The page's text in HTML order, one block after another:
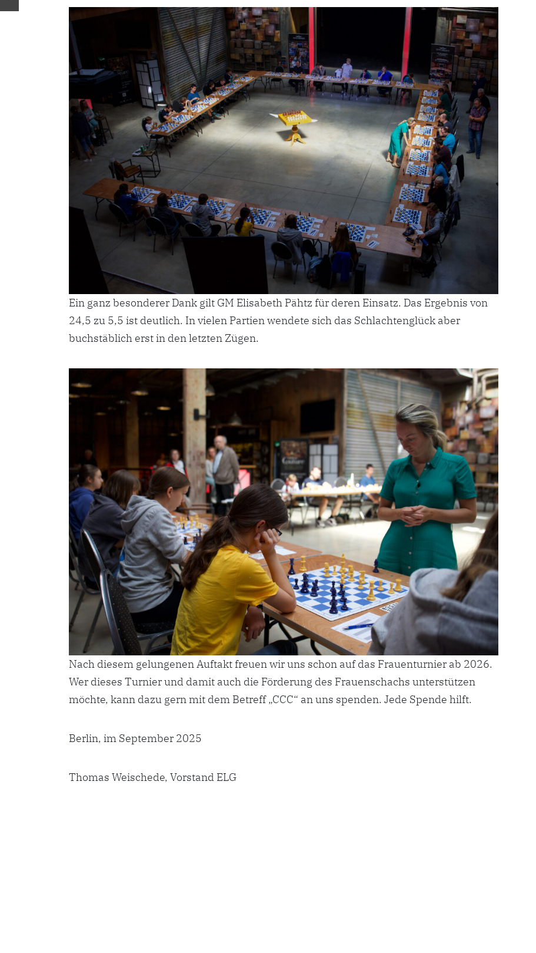
Ein ganz besonderer Dank gilt GM Elisabeth Pähtz für deren Einsatz. Das Ergebnis von
24,5 zu 5,5 ist deutlich. In vielen Partien wendete sich das Schlachtenglück aber
buchstäblich erst in den letzten Zügen.
Nach diesem gelungenen Auftakt freuen wir uns schon auf das Frauenturnier ab 2026.
Wer dieses Turnier und damit auch die Förderung des Frauenschachs unterstützen
möchte, kann dazu gern mit dem Betreff „CCC“ an uns spenden. Jede Spende hilft.
Berlin, im September 2025
Thomas Weischede, Vorstand ELG